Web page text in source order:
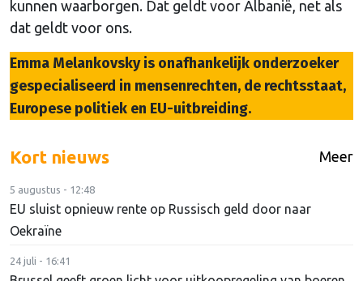
kunnen waarborgen. Dat geldt voor Albanië, net als
dat geldt voor ons.
Emma Melankovsky is onafhankelijk onderzoeker
gespecialiseerd in mensenrechten, de rechtsstaat,
Europese politiek en EU-uitbreiding.
Kort nieuws Meer
5 augustus - 12:48
EU sluist opnieuw rente op Russisch geld door naar
Oekraïne
24 juli - 16:41